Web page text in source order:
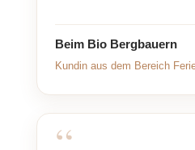
Beim Bio Bergbauern
Kundin aus dem Bereich